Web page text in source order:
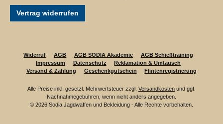
Vertrag widerrufen
Widerruf AGB AGB SODIA Akademie
AGB Schießtraining
Impressum
Datenschutz
Reklamation & Umtausch
Versand & Zahlung
Geschenkgutschein Flintenregistrierung
Alle Preise inkl. gesetzl. Mehrwertsteuer zzgl. Versandkosten und ggf.
Nachnahmegebühren, wenn nicht anders angegeben.
© 2026 Sodia Jagdwaffen und Bekleidung - Alle Rechte vorbehalten.